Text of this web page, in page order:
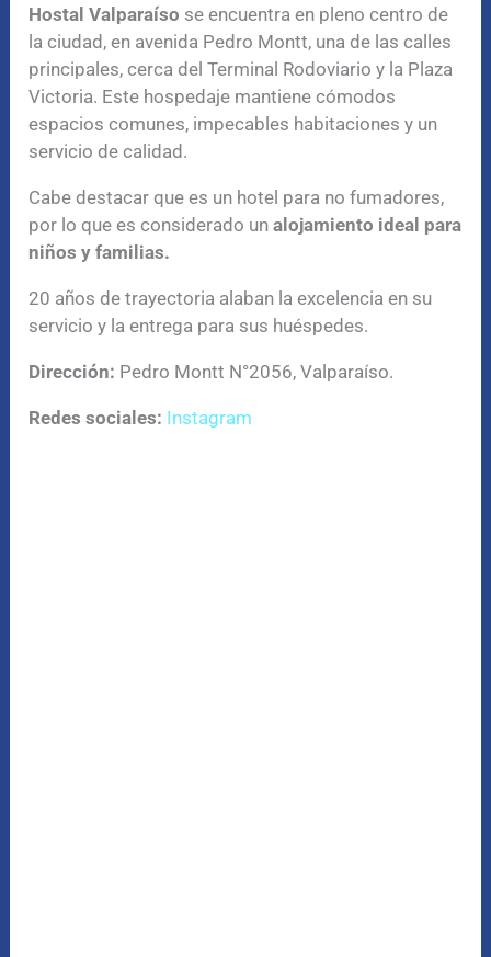
Hostal Valparaíso se encuentra en pleno centro de
la ciudad, en avenida Pedro Montt, una de las calles
principales, cerca del Terminal Rodoviario y la Plaza
Victoria. Este hospedaje mantiene cómodos
espacios comunes, impecables habitaciones y un
servicio de calidad.
Cabe destacar que es un hotel para no fumadores,
por lo que es considerado unalojamiento ideal para
niños y familias.
20 años de trayectoria alaban la excelencia en su
servicio y la entrega para sus huéspedes.
Dirección: Pedro Montt N°2056, Valparaíso.
Redes sociales: Instagram